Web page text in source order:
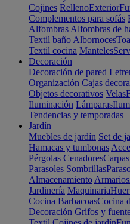
Cojines RellenoExterior
Complementos para sofás
Alfombras Alfombras de
Textil baño Albornoces
Textil cocina Manteles
Decoración
Decoración de pared
Organización Cajas
Objetos decorativos Velas
Iluminación Lámparas
Tendencias y temporadas
Jardín
Muebles de jardín Set de
Hamacas y tumbonas
Pérgolas CenadoresCarpas
Parasoles Sombrillas
Almacenamiento Armarios
Jardinería Maquinaria
Cocina BarbacoasCocina
Decoración Grifos y